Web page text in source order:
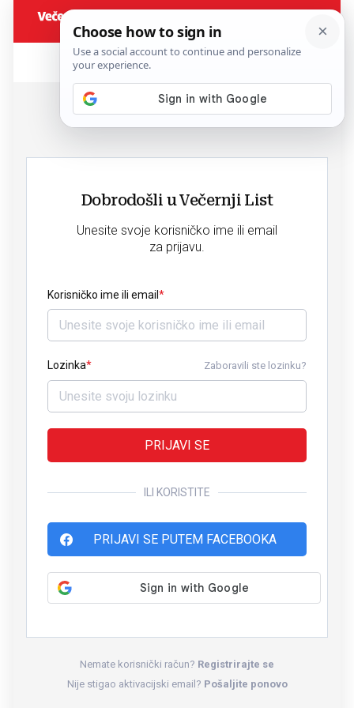
Dobrodošli u Večernji List
Unesite svoje korisničko ime ili email
za prijavu.
Korisničko ime ili email
Lozinka Zaboravili ste lozinku?
PRIJAVI SE
ILI KORISTITE
PRIJAVI SE PUTEM FACEBOOKA
Nemate korisnički račun? Registrirajte se
Nije stigao aktivacijski email? Pošaljite ponovo